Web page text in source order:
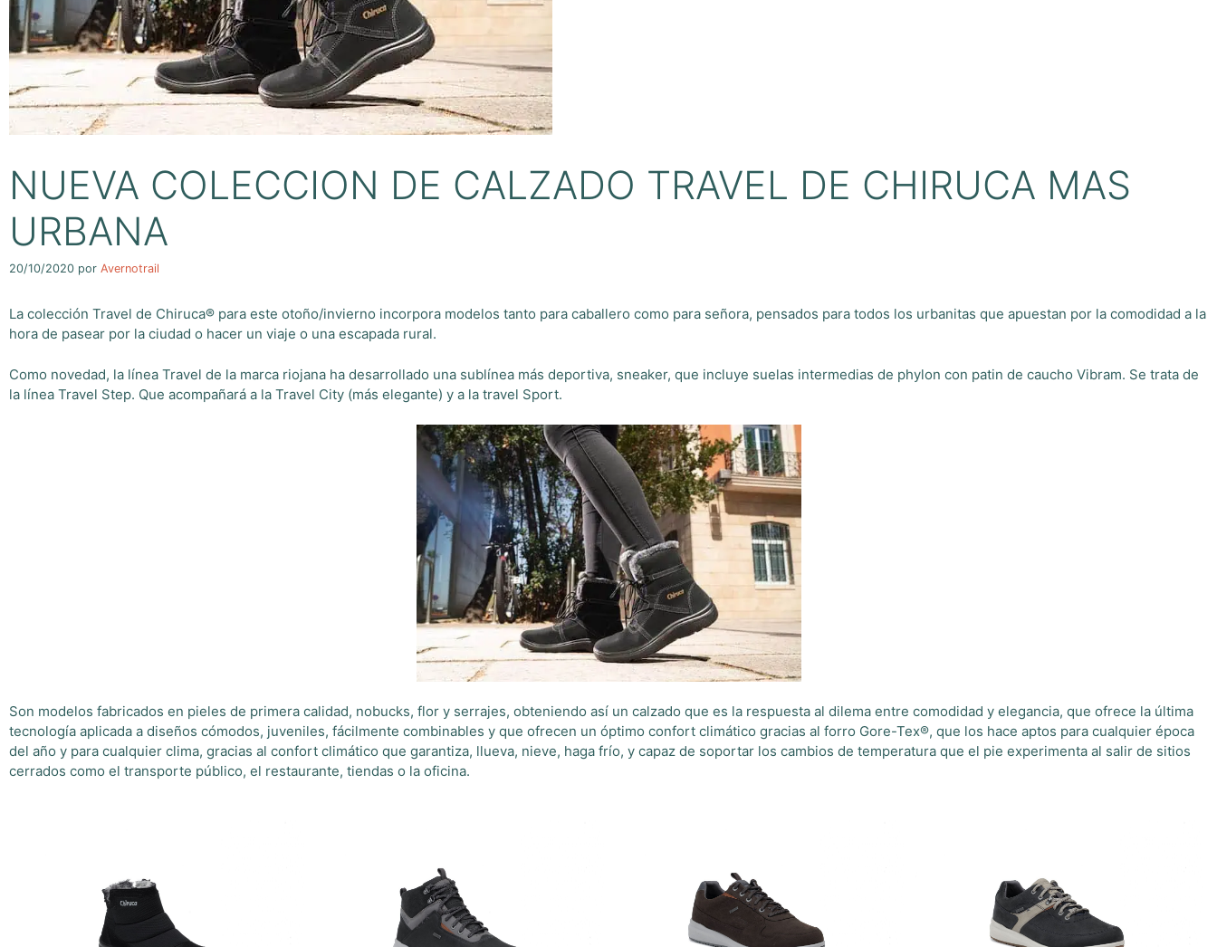
NUEVA COLECCION DE CALZADO TRAVEL DE CHIRUCA MAS
URBANA
20/10/2020 por Avernotrail
La colección Travel de Chiruca® para este otoño/invierno incorpora modelos tanto para caballero como para señora, pensados para todos los urbanitas que apuestan por la comodidad a la
hora de pasear por la ciudad o hacer un viaje o una escapada rural.
Como novedad, la línea Travel de la marca riojana ha desarrollado una sublínea más deportiva, sneaker, que incluye suelas intermedias de phylon con patin de caucho Vibram. Se trata de
la línea Travel Step. Que acompañará a la Travel City (más elegante) y a la travel Sport.
Son modelos fabricados en pieles de primera calidad, nobucks, flor y serrajes, obteniendo así un calzado que es la respuesta al dilema entre comodidad y elegancia, que ofrece la última
tecnología aplicada a diseños cómodos, juveniles, fácilmente combinables y que ofrecen un óptimo confort climático gracias al forro Gore-Tex®, que los hace aptos para cualquier época
del año y para cualquier clima, gracias al confort climático que garantiza, llueva, nieve, haga frío, y capaz de soportar los cambios de temperatura que el pie experimenta al salir de sitios
cerrados como el transporte público, el restaurante, tiendas o la oficina.